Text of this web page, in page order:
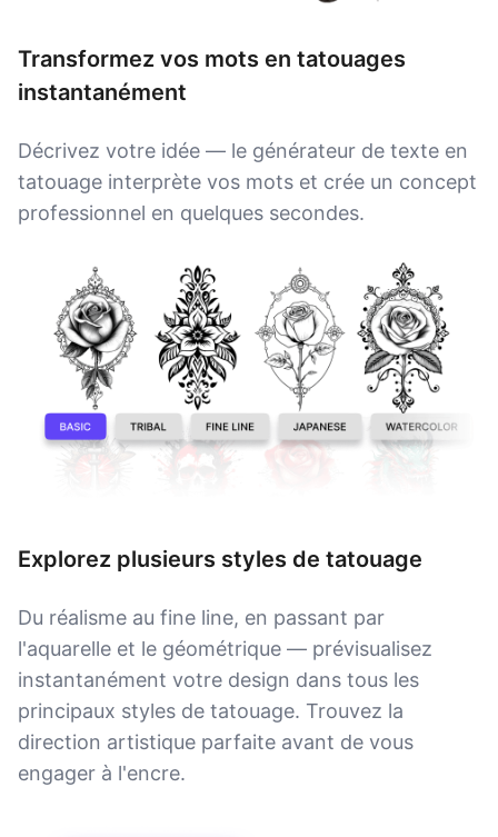
Transformez vos mots en tatouages
instantanément
Décrivez votre idée — le générateur de texte en
tatouage interprète vos mots et crée un concept
professionnel en quelques secondes.
Explorez plusieurs styles de tatouage
Du réalisme au fine line, en passant par
l'aquarelle et le géométrique — prévisualisez
instantanément votre design dans tous les
principaux styles de tatouage. Trouvez la
direction artistique parfaite avant de vous
engager à l'encre.